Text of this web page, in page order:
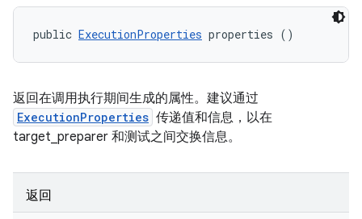
public ExecutionProperties properties ()
返回在调用执行期间生成的属性。建议通过
ExecutionProperties 传递值和信息，以在
target_preparer 和测试之间交换信息。
返回